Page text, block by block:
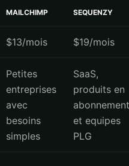
MAILCHIMP SEQUENZY
$13/mois $19/mois
Petites
entreprises
avec
besoins
simples
SaaS,
produits en
abonnement
et equipes
PLG